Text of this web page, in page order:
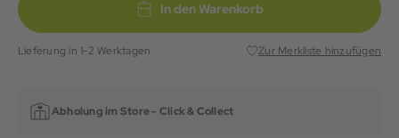
In den Warenkorb
Lieferung in 1-2 Werktagen Zur Merkliste hinzufügen
Abholung im Store - Click & Collect